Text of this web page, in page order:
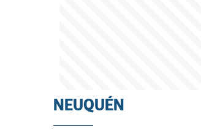
NEUQUÉN